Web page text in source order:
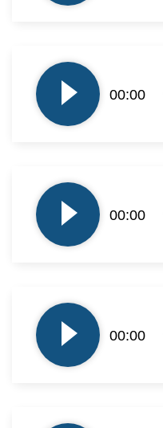
plików
dźwiękowych
00:00
plików
dźwiękowych
00:00
plików
dźwiękowych
00:00